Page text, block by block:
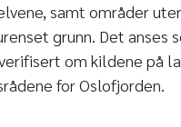
samt områder
grunn. Det anses
om kildene på
for Oslofjorden.